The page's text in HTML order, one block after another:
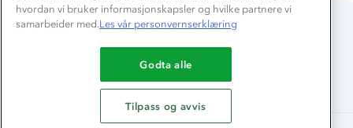
Du betaler enkelt med
hvordan vi bruker informasjonskapsler og hvilke partnere vi
samarbeider med.Les vår personvernserklæring
Godta alle
Tilpass og avvis